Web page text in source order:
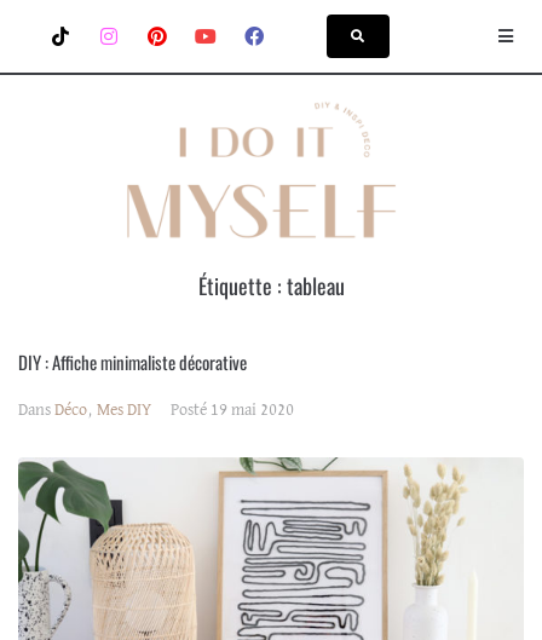
Étiquette :tableau
DIY : Affiche minimaliste décorative
Dans Déco, Mes DIY Posté 19 mai 2020